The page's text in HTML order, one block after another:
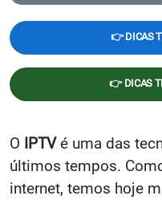
👉 DICAS
👉 DICAS
O IPTVé uma das
últimos tempos.
internet, temos hoje